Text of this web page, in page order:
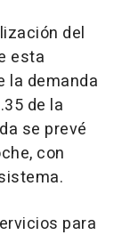
del
esta
la demanda
de la
se prevé
con
para